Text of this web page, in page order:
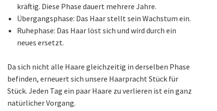
kräftig. Diese Phase dauert mehrere Jahre.
Übergangsphase: Das Haar stellt sein Wachstum ein.
Ruhephase: Das Haar löst sich und wird durch ein
neues ersetzt.
Da sich nicht alle Haare gleichzeitig in derselben Phase
befinden, erneuert sich unsere Haarpracht Stück für
Stück. Jeden Tag ein paar Haare zu verlieren ist ein ganz
natürlicher Vorgang.